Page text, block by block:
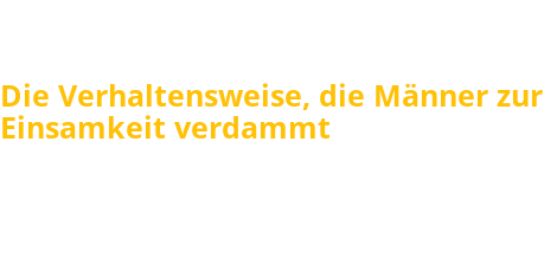
Die Verhaltensweise, die Männer zur
Einsamkeit verdammt